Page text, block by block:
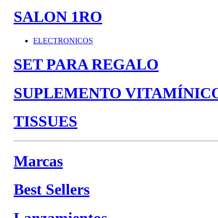
SALON 1RO
ELECTRONICOS
SET PARA REGALO
SUPLEMENTO
TISSUES
Marcas
Best Sellers